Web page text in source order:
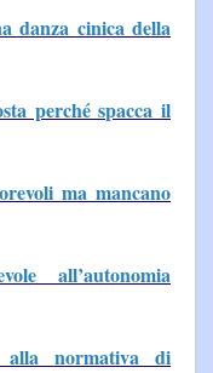
danza cinica della
perché spacca il
ma mancano
all’autonomia
alla normativa di